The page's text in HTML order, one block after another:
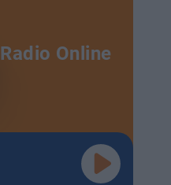
Radio Online